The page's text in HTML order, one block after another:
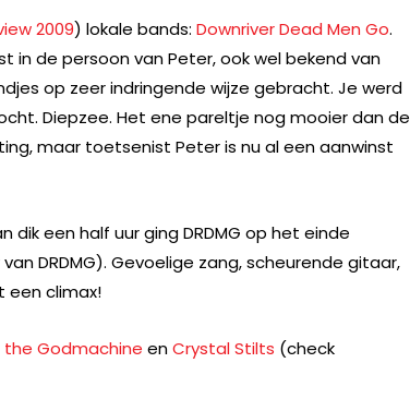
2009) lokale bands: Downriver Dead Men Go.
de persoon van Peter, ook wel bekend van
op zeer indringende wijze gebracht. Je werd
Diepzee. Het ene pareltje nog mooier dan de
maar toetsenist Peter is nu al een aanwinst
een half uur ging DRDMG op het einde
DRDMG). Gevoelige zang, scheurende gitaar,
een climax!
the Godmachine enCrystal Stilts (check